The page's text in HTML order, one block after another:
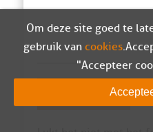
Om deze site goed te
gebruik van cookies.
"Accepteer